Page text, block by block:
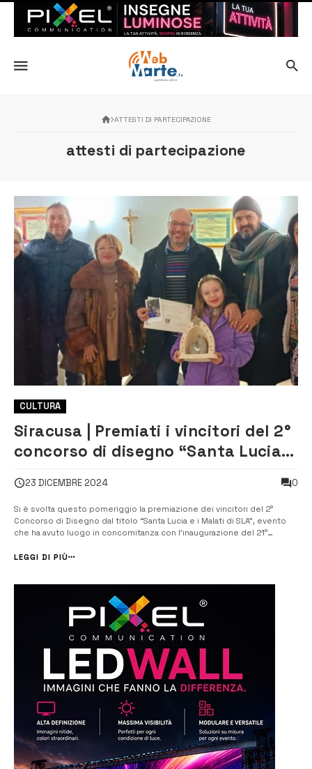
ATTESTI DI PARTECIPAZIONE
attesti di partecipazione
CULTURA
Siracusa | Premiati i vincitori del 2°
concorso di disegno “Santa Lucia e
23 DICEMBRE 2024 0
Si è svolta questo pomeriggio la premiazione dei vincitori del 2°
Concorso di Disegno dal titolo “Santa Lucia e i Malati di SLA”, evento
che ha avuto luogo in concomitanza con l’inaugurazione del 21°
Aiutaci – Te lo Scrivo con i Miei Occhi”...
LEGGI DI PIÙ